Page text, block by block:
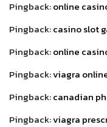
Pingback:online
Pingback:casino slot
Pingback:online
Pingback:viagra
Pingback:canadian
Pingback:viagra